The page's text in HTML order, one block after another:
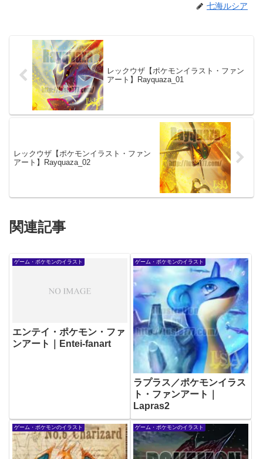
七海ルシア
レックウザ【ポケモンイラスト・ファン
アート】Rayquaza_01
レックウザ【ポケモンイラスト・ファン
アート】Rayquaza_02
関連記事
ゲーム・ポケモンのイラスト
エンテイ・ポケモン・ファ
ンアート｜Entei-fanart
ゲーム・ポケモンのイラスト
ラプラス／ポケモンイラス
ト・ファンアート｜
Lapras2
ゲーム・ポケモンのイラスト ゲーム・ポケモンのイラスト